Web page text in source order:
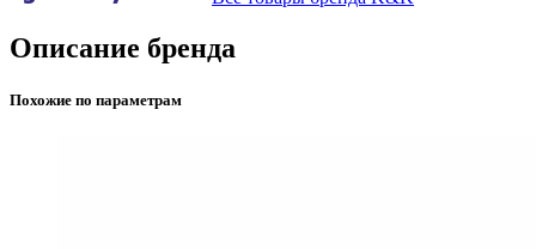
Описание бренда
Похожие по параметрам